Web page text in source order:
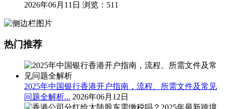
2026年06月11日 浏览：511
热门推荐
2025年中国银行香港开户指南，流程、所需文件及常见
问题全解析... 2026年06月12日